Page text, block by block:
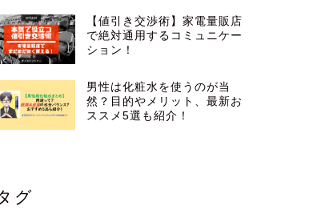
【値引き交渉術】家電量販店
で絶対通用するコミュニケー
ション！
男性は化粧水を使うのが当
然？目的やメリット、最新お
ススメ5選も紹介！
グ